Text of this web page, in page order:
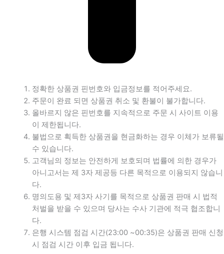
정확한 상품권 핀번호와 입금정보를 적어주세요.
주문이 완료 되면 상품권 취소 및 환불이 불가합니다.
올바르지 않은 핀번호를 지속적으로 주문 시 사이트 이용
이 제한됩니다.
불법으로 획득한 상품권을 현금화하는 경우 이체가 보류될
수 있습니다.
고객님의 정보는 안전하게 보호되며 법률에 의한 경우가
아니고서는 제 3자 제공등 다른 목적으로 이용되지 않습니
다.
명의도용 및 제3자 사기를 목적으로 상품권 판매 시 법적
처벌을 받을 수 있으며 당사는 수사 기관에 적극 협조합니
다.
은행 시스템 점검 시간(23:00 ~00:35)은 상품권 판매 신청
시 점검 시간 이후 입금 됩니다.